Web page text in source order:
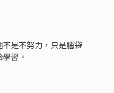
是不努力，只是腦袋
習。